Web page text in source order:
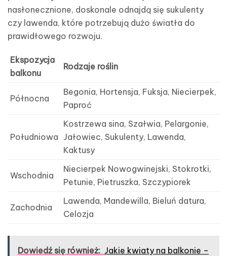
nasłonecznione, doskonale odnajdą się sukulenty
czy lawenda, które potrzebują dużo światła do
prawidłowego rozwoju.
Ekspozycja
balkonu
Rodzaje roślin
Północna
Begonia, Hortensja, Fuksja, Niecierpek,
Paproć
Południowa
Kostrzewa sina, Szałwia, Pelargonie,
Jałowiec, Sukulenty, Lawenda,
Kaktusy
Wschodnia
Niecierpek Nowogwinejski, Stokrotki,
Petunie, Pietruszka, Szczypiorek
Zachodnia
Lawenda, Mandewilla, Bieluń datura,
Celozja
Dowiedź się również: Jakie kwiaty na balkonie –